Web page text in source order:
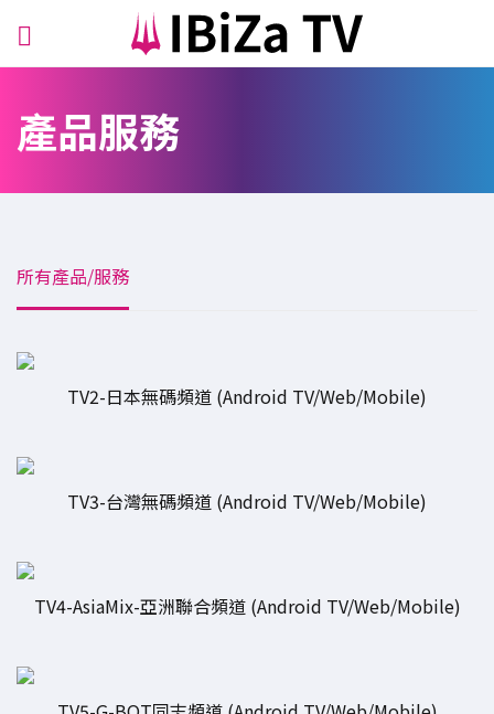
產品服務
所有產品/服務
TV2-日本無碼頻道 (Android TV/Web/Mobile)
TV3-台灣無碼頻道 (Android TV/Web/Mobile)
TV4-AsiaMix-亞洲聯合頻道 (Android TV/Web/Mobile)